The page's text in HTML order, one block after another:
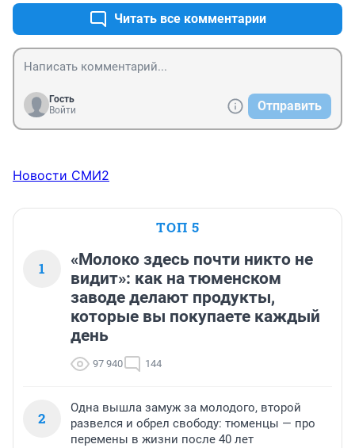
Читать все комментарии
Гость
Войти
Отправить
Новости СМИ2
ТОП 5
1
«Молоко здесь почти никто не
видит»: как на тюменском
заводе делают продукты,
которые вы покупаете каждый
день
97 940 144
2
Одна вышла замуж за молодого, второй
развелся и обрел свободу: тюменцы — про
перемены в жизни после 40 лет